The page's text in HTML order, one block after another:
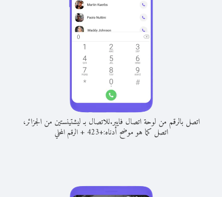
اتصل بالرقم من لوحة اتصال فايبر.للاتصال بـ ليشتينستين من الجزائر،
اتصل كما هو موضح أدناه:+
423
+الرقم المحلي